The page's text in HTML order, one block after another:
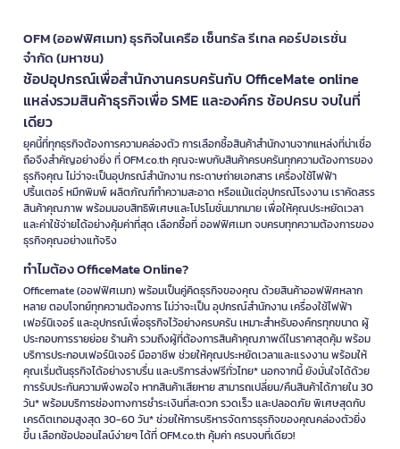
OFM (ออฟฟิศเมท) ธุรกิจในเครือ เซ็นทรัล รีเทล คอร์ปอเรชั่น
จำกัด (มหาชน)
ช้อปอุปกรณ์เพื่อสำนักงานครบครันกับ OfficeMate online
แหล่งรวมสินค้าธุรกิจเพื่อ SME และองค์กร ช้อปครบ จบในที่
เดียว
ยุคนี้ที่ทุกธุรกิจต้องการความคล่องตัว การเลือกซื้อสินค้าสำนักงานจากแหล่งที่น่าเชื่อ
ถือจึงสำคัญอย่างยิ่ง ที่ OFM.co.th คุณจะพบกับสินค้าครบครันทุกความต้องการของ
ธุรกิจคุณ ไม่ว่าจะเป็นอุปกรณ์สำนักงาน กระดาษถ่ายเอกสาร เครื่องใช้ไฟฟ้า
ปริ้นเตอร์ หมึกพิมพ์ ผลิตภัณฑ์ทำความสะอาด หรือแม้แต่อุปกรณ์โรงงาน เราคัดสรร
สินค้าคุณภาพ พร้อมมอบสิทธิพิเศษและโปรโมชั่นมากมาย เพื่อให้คุณประหยัดเวลา
และค่าใช้จ่ายได้อย่างคุ้มค่าที่สุด เลือกซื้อที่ ออฟฟิศเมท จบครบทุกความต้องการของ
ธุรกิจคุณอย่างแท้จริง
ทำไมต้อง OfficeMate Online?
Officemate (ออฟฟิศเมท) พร้อมเป็นคู่คิดธุรกิจของคุณ ด้วยสินค้าออฟฟิศหลาก
หลาย ตอบโจทย์ทุกความต้องการ ไม่ว่าจะเป็น อุปกรณ์สำนักงาน เครื่องใช้ไฟฟ้า
เฟอร์นิเจอร์ และอุปกรณ์เพื่อธุรกิจไว้อย่างครบครัน เหมาะสำหรับองค์กรทุกขนาด ผู้
ประกอบการรายย่อย ร้านค้า รวมถึงผู้ที่ต้องการสินค้าคุณภาพดีในราคาสุดคุ้ม พร้อม
บริการประกอบเฟอร์นิเจอร์ มืออาชีพ ช่วยให้คุณประหยัดเวลาและแรงงาน พร้อมให้
คุณเริ่มต้นธุรกิจได้อย่างราบรื่น และบริการส่งฟรีทั่วไทย* นอกจากนี้ ยังมั่นใจได้ด้วย
การรับประกันความพึงพอใจ หากสินค้าเสียหาย สามารถเปลี่ยน/คืนสินค้าได้ภายใน 30
วัน* พร้อมบริการช่องทางการชำระเงินที่สะดวก รวดเร็ว และปลอดภัย พิเศษสุดกับ
เครดิตเทอมสูงสุด 30-60 วัน* ช่วยให้การบริหารจัดการธุรกิจของคุณคล่องตัวยิ่ง
ขึ้น เลือกช้อปออนไลน์ง่ายๆ ได้ที่ OFM.co.th คุ้มค่า ครบจบที่เดียว!